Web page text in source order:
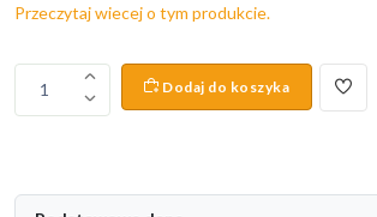
Przeczytaj wiecej o tym produkcie.
1 Dodaj do koszyka